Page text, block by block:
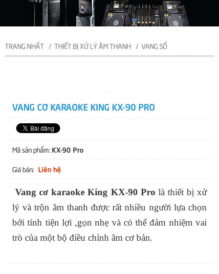
TRANG NHẤT THIẾT BỊ XỬ LÝ ÂM THANH VANG SỐ
VANG CƠ KARAOKE KING KX-90 PRO
Mã sản phẩm: KX-90 Pro
Giá bán: Liên hệ
Vang cơ karaoke King KX-90 Pro là thiết bị xử
lý và trộn âm thanh được rất nhiều người lựa chọn
bởi tính tiện lợi ,gọn nhẹ và có thể đảm nhiệm vai
trò của một bộ điều chỉnh âm cơ bản.